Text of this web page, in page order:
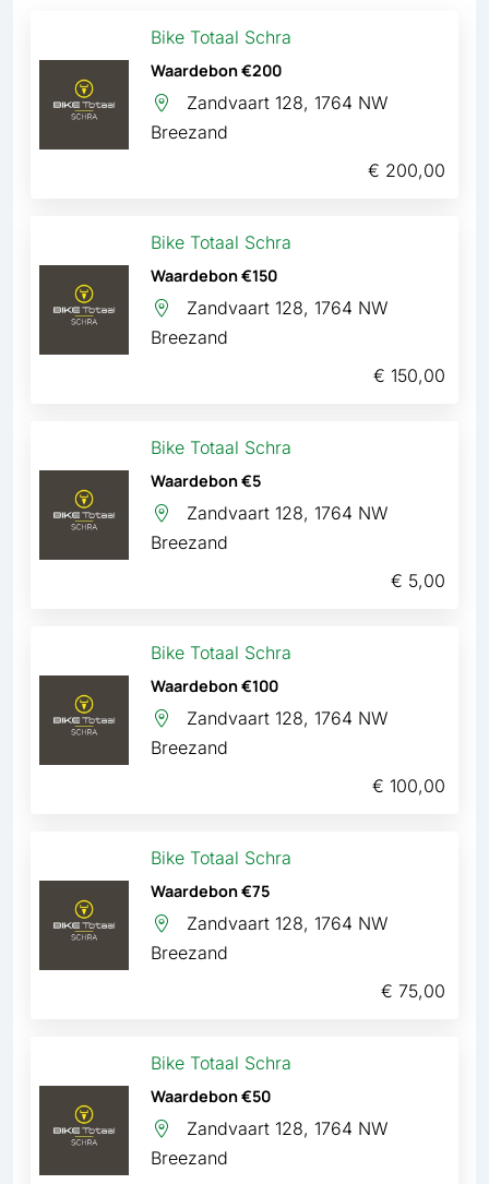
Waardebon €200
Bike Totaal Schra
Zandvaart 128, 1764 NW
Breezand
€ 200,00
Waardebon €150
Bike Totaal Schra
Zandvaart 128, 1764 NW
Breezand
€ 150,00
Waardebon €5
Bike Totaal Schra
Zandvaart 128, 1764 NW
Breezand
€ 5,00
Waardebon €100
Bike Totaal Schra
Zandvaart 128, 1764 NW
Breezand
€ 100,00
Waardebon €75
Bike Totaal Schra
Zandvaart 128, 1764 NW
Breezand
€ 75,00
Waardebon €50
Bike Totaal Schra
Zandvaart 128, 1764 NW
Breezand